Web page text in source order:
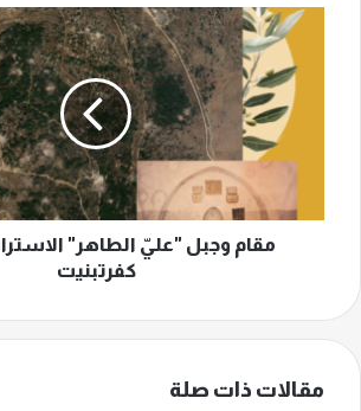
مقام
وجبل
"عليّ
الطاهر"
الاستراتيجيّ
كفرتبنيت
مقام وجبل "عليّ الطاهر"
كفرتبنيت
مقالات ذات صلة